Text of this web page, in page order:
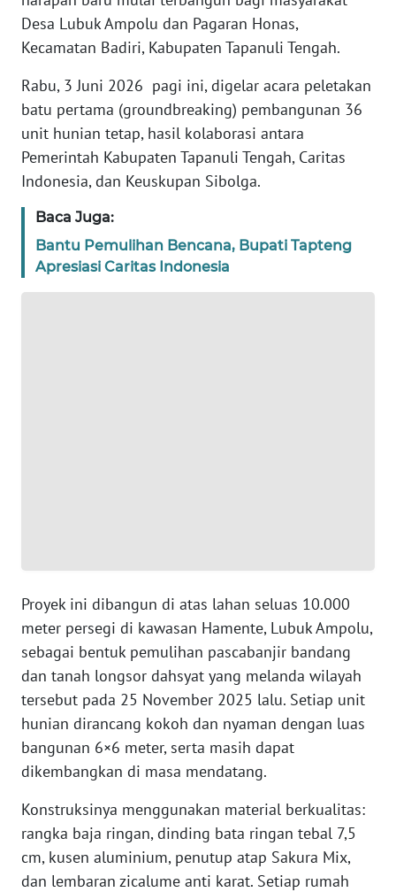
Desa Lubuk Ampolu dan Pagaran Honas,
Kecamatan Badiri, Kabupaten Tapanuli Tengah.
Rabu, 3 Juni 2026 pagi ini, digelar acara peletakan
batu pertama (groundbreaking) pembangunan 36
unit hunian tetap, hasil kolaborasi antara
Pemerintah Kabupaten Tapanuli Tengah, Caritas
Indonesia, dan Keuskupan Sibolga.
Baca Juga:
Bantu Pemulihan Bencana, Bupati Tapteng
Apresiasi Caritas Indonesia
Proyek ini dibangun di atas lahan seluas 10.000
meter persegi di kawasan Hamente, Lubuk Ampolu,
sebagai bentuk pemulihan pascabanjir bandang
dan tanah longsor dahsyat yang melanda wilayah
tersebut pada 25 November 2025 lalu. Setiap unit
hunian dirancang kokoh dan nyaman dengan luas
bangunan 6×6 meter, serta masih dapat
dikembangkan di masa mendatang.
Konstruksinya menggunakan material berkualitas:
rangka baja ringan, dinding bata ringan tebal 7,5
cm, kusen aluminium, penutup atap Sakura Mix,
dan lembaran zicalume anti karat. Setiap rumah
REDAKSI
DISCLAIMER
Wahana
News
Regional
SUMUT
WN
PAPUA
WN
BARAT
WN
WN
SERAMBI